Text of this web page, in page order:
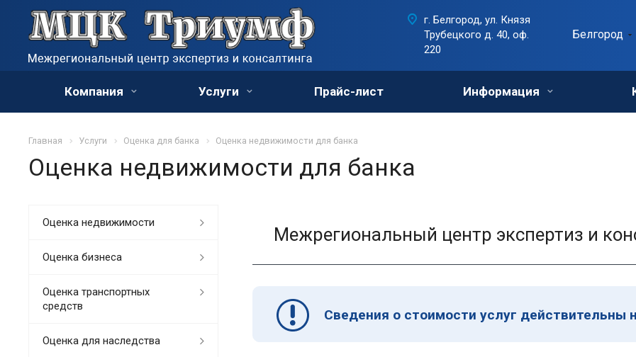
Белгород
г. Белгород, ул. Князя
Трубецкого д. 40, оф.
220
Компания Услуги Прайс-лист Информация
Главная Услуги Оценка для банка Оценка недвижимости для банка
Оценка недвижимости для банка
Межрегиональный центр экспертиз и
Сведения о стоимости услуг действительны
Оценка недвижимости
Оценка бизнеса
Оценка транспортных
средств
Оценка для наследства